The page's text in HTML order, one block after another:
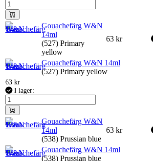
Gouachefärg W&N
14ml
(527) Primary
yellow
63 kr
Gouachefärg W&N 14ml
(527) Primary yellow
63 kr
I lager:
Gouachefärg W&N
14ml
(538) Prussian blue
63 kr
Gouachefärg W&N 14ml
(538) Prussian blue